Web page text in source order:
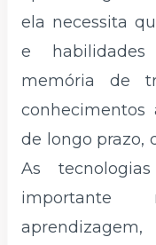
ela necessita
e
memória de
conhecimentos
de longo prazo,
As
importante